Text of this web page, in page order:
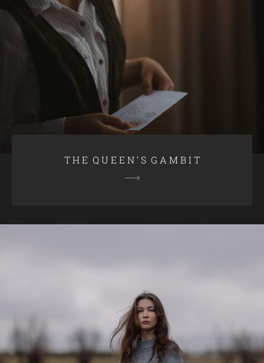
T H E Q U E E N ’ S G A M B I T